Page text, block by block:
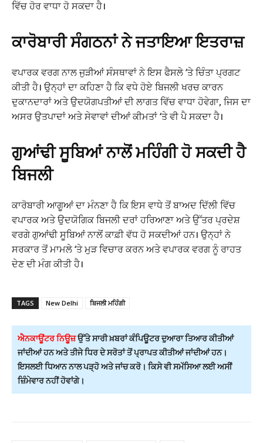
ਵਿੱਚ ਹੋਰ ਵਾਧਾ ਹੋ ਸਕਦਾ ਹੈ।
ਕਾਰੋਬਾਰੀ ਸੰਗਠਨਾਂ ਨੇ ਜਤਾਇਆ ਇਤਰਾਜ਼
ਵਪਾਰਕ ਵਰਗ ਨਾਲ ਜੁੜੀਆਂ ਸੰਸਥਾਵਾਂ ਨੇ ਇਸ ਫੈਸਲੇ ‘ਤੇ ਚਿੰਤਾ ਪ੍ਰਗਟ
ਕੀਤੀ ਹੈ। ਉਨ੍ਹਾਂ ਦਾ ਕਹਿਣਾ ਹੈ ਕਿ ਵਧੇ ਹੋਏ ਬਿਜਲੀ ਖਰਚ ਕਾਰਨ
ਦੁਕਾਨਦਾਰਾਂ ਅਤੇ ਉਦਯੋਗਪਤੀਆਂ ਦੀ ਲਾਗਤ ਵਿੱਚ ਵਾਧਾ ਹੋਵੇਗਾ, ਜਿਸ ਦਾ
ਅਸਰ ਉਤਪਾਦਾਂ ਅਤੇ ਸੇਵਾਵਾਂ ਦੀਆਂ ਕੀਮਤਾਂ ‘ਤੇ ਵੀ ਪੈ ਸਕਦਾ ਹੈ।
ਗੁਆਂਢੀ ਸੂਬਿਆਂ ਨਾਲੋਂ ਮਹਿੰਗੀ ਹੋ ਸਕਦੀ ਹੈ
ਬਿਜਲੀ
ਕਾਰੋਬਾਰੀ ਆਗੂਆਂ ਦਾ ਮੰਨਣਾ ਹੈ ਕਿ ਇਸ ਵਾਧੇ ਤੋਂ ਬਾਅਦ ਦਿੱਲੀ ਵਿੱਚ
ਵਪਾਰਕ ਅਤੇ ਉਦਯੋਗਿਕ ਬਿਜਲੀ ਦਰਾਂ ਹਰਿਆਣਾ ਅਤੇ ਉੱਤਰ ਪ੍ਰਦੇਸ਼
ਵਰਗੇ ਗੁਆਂਢੀ ਸੂਬਿਆਂ ਨਾਲੋਂ ਕਾਫ਼ੀ ਵੱਧ ਹੋ ਸਕਦੀਆਂ ਹਨ। ਉਨ੍ਹਾਂ ਨੇ
ਸਰਕਾਰ ਤੋਂ ਮਾਮਲੇ ‘ਤੇ ਮੁੜ ਵਿਚਾਰ ਕਰਨ ਅਤੇ ਵਪਾਰਕ ਵਰਗ ਨੂੰ ਰਾਹਤ
ਦੇਣ ਦੀ ਮੰਗ ਕੀਤੀ ਹੈ।
TAGS New Delhi ਬਿਜਲੀ ਮਹਿੰਗੀ
ਐਨਕਾਊਂਟਰ ਨਿਊਜ਼ਉੱਤੇ ਸਾਰੀ ਖ਼ਬਰਾਂ ਕੰਪਿਊਟਰ ਦੁਆਰਾ ਤਿਆਰ ਕੀਤੀਆਂ
ਜਾਂਦੀਆਂ ਹਨ ਅਤੇ ਤੀਜੇ ਧਿਰ ਦੇ ਸਰੋਤਾਂ ਤੋਂ ਪ੍ਰਾਪਤ ਕੀਤੀਆਂ ਜਾਂਦੀਆਂ ਹਨ।
ਇਸਲਈ ਧਿਆਨ ਨਾਲ ਪੜ੍ਹੋ ਅਤੇ ਜਾਂਚ ਕਰੋ। ਕਿਸੇ ਵੀ ਸਮੱਸਿਆ ਲਈ ਅਸੀਂ
ਜ਼ਿੰਮੇਵਾਰ ਨਹੀਂ ਹੋਵਾਂਗੇ।